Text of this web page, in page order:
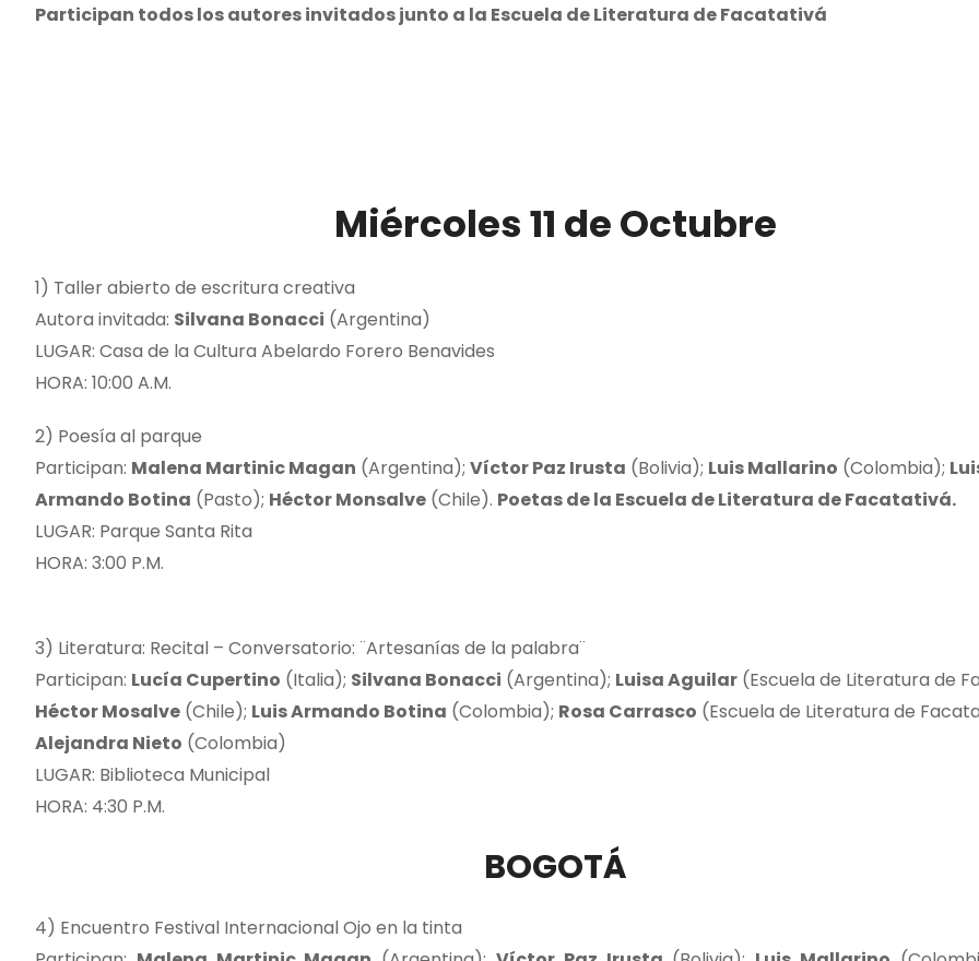
Participan todos los autores invitados junto a la Escuela de Literatura de Facatativá
Miércoles 11 de Octubre
1) Taller abierto de escritura creativa
Autora invitada: Silvana Bonacci (Argentina)
LUGAR: Casa de la Cultura Abelardo Forero Benavides
HORA: 10:00 A.M.
2) Poesía al parque
Participan: Malena Martinic Magan (Argentina); Víctor Paz Irusta (Bolivia); Luis Mallarino (Colombia);
Armando Botina (Pasto); Héctor Monsalve (Chile). Poetas de la Escuela de Literatura de Facatativá.
LUGAR: Parque Santa Rita
HORA: 3:00 P.M.
3) Literatura: Recital – Conversatorio: ¨Artesanías de la palabra¨
Participan: Lucía Cupertino (Italia); Silvana Bonacci (Argentina); Luisa Aguilar (Escuela de Literatura de
Héctor Mosalve (Chile); Luis Armando Botina (Colombia); Rosa Carrasco (Escuela de Literatura de
Alejandra Nieto (Colombia)
LUGAR: Biblioteca Municipal
HORA: 4:30 P.M.
BOGOTÁ
4) Encuentro Festival Internacional Ojo en la tinta